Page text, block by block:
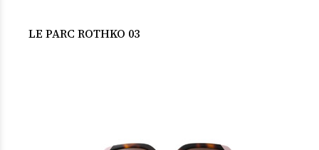
LE PARC ROTHKO 03